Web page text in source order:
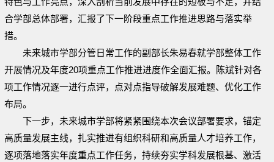
合学部总体部署，汇报了下一阶段重点工作推进思路与落实举
措。
未来城市学部分管日常工作的副部长朱易春就学部整体工作
开展情况及年度20项重点工作推进进度作全面汇报。陈斌针对各
项工作情况逐一进行点评，点对点指导破解发展难题、优化工作
布局。
下一步，未来城市学部将紧紧围绕本次会议部署要求，锚定
高质量发展主线，扎实推进有组织科研和高质量人才培养工作，
逐项落地落实年度重点工作任务，持续夯实学科发展根基、激活